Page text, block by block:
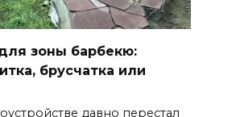
зоны барбекю:
брусчатка или
давно перестал